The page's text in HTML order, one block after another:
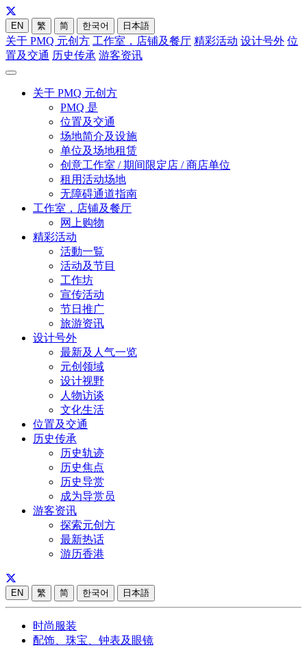
EN 繁 简 한국어 日本語
关于 PMQ 元创方 工作室，店铺及餐厅 精彩活动 设计号外 位
置及交通 历史传承 游客资讯
关于 PMQ 元创方
PMQ 是
位置及交通
场地简介及设施
单位及场地租赁
创意工作室 / 期间限定店 / 商店单位
租用活动场地
无障碍通道指南
工作室，店铺及餐厅
网上购物
精彩活动
活動一覧
活动及节目
工作坊
宣传活动
节日推广
旅游资讯
设计号外
最新及人气一览
元创领域
设计视野
人物访谈
文化生活
位置及交通
历史传承
历史轨迹
历史焦点
历史导赏
成为导赏员
游客资讯
探索元创方
最新热话
游历香港
EN 繁 简 한국어 日本語
时尚服装
配饰、珠宝、钟表及眼镜